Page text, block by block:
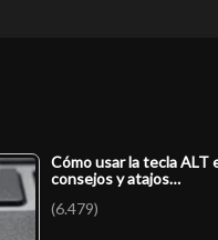
Cómo usar la tecla ALT
consejos y atajos…
(6.479)